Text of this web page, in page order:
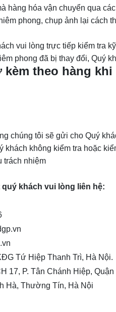
hàng hóa vận chuyển qua
phong, chụp ảnh lại cách
vui lòng trực tiếp kiểm tra
phong đã bị thay đổi, Quý
kèm theo hàng
chúng tôi sẽ gửi cho Quý
khách không kiểm tra hoặc
trách nhiệm
khách vui lòng liên hệ:
Tứ Hiệp Thanh Trì, Hà Nội.
17, P. Tân Chánh Hiệp, Quận
Hà, Thường Tín, Hà Nội